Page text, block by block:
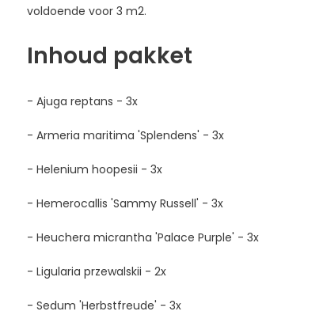
voldoende voor 3 m2.
Inhoud pakket
- Ajuga reptans - 3x
- Armeria maritima 'Splendens' - 3x
- Helenium hoopesii - 3x
- Hemerocallis 'Sammy Russell' - 3x
- Heuchera micrantha 'Palace Purple' - 3x
- Ligularia przewalskii - 2x
- Sedum 'Herbstfreude' - 3x